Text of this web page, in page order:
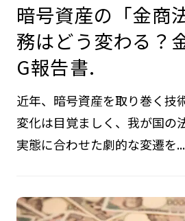
暗号資産の「金商
務はどう変わる？
G報告書.
近年、暗号資産を取り巻く技
変化は目覚ましく、我が国の
実態に合わせた劇的な変遷を...